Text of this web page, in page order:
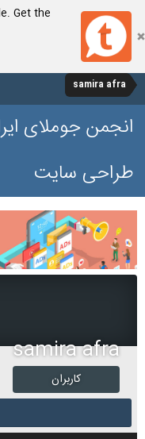
Get the
samira afra
انجمن جوملای
طراحی سایت
samira afra
کاربران